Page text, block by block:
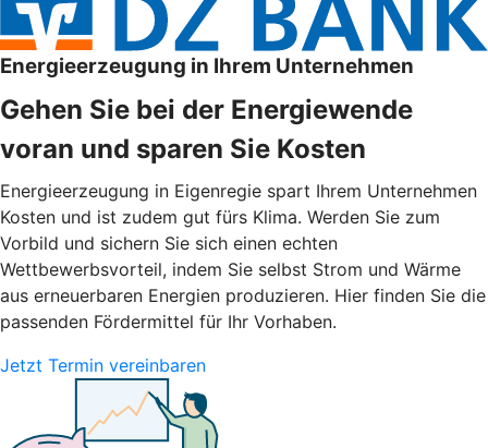
Energieerzeugung in Ihrem Unternehmen
Gehen Sie bei der Energiewende
voran und sparen Sie Kosten
Energieerzeugung in Eigenregie spart Ihrem Unternehmen
Kosten und ist zudem gut fürs Klima. Werden Sie zum
Vorbild und sichern Sie sich einen echten
Wettbewerbsvorteil, indem Sie selbst Strom und Wärme
aus erneuerbaren Energien produzieren. Hier finden Sie die
passenden Fördermittel für Ihr Vorhaben.
Jetzt Termin vereinbaren